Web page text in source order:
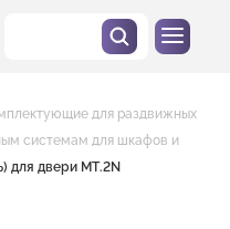
для раздвижных
системам для шкафов и
для двери МТ.2N